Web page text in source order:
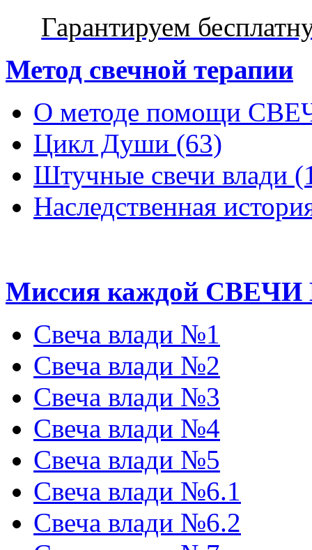
Гарантируем
Метод свечной терапии
О методе помощи
Цикл Души (63)
Штучные свечи влади
Наследственная
Миссия каждой
Свеча влади №1
Свеча влади №2
Свеча влади №3
Свеча влади №4
Свеча влади №5
Свеча влади №6.1
Свеча влади №6.2